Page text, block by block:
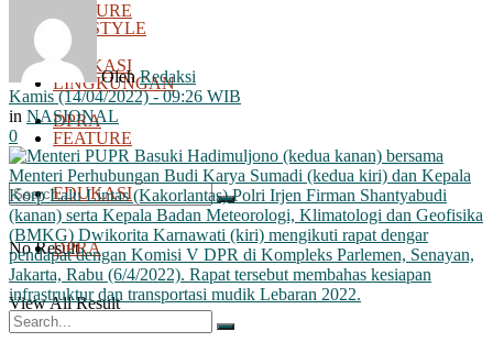
FEATURE
EDUKASI
DPRA
No Result
View All Result
LIFESTYLE
LINGKUNGAN
FEATURE
EDUKASI
DPRA
Oleh Redaksi
Kamis (14/04/2022) - 09:26 WIB
in NASIONAL
0